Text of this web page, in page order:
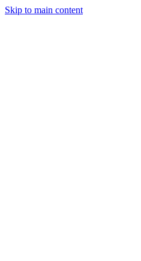
Skip to main content